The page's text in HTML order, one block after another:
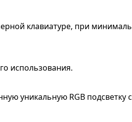
клавиатуре, при
использования.
уникальную RGB подсветку